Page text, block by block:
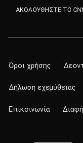
ΑΚΟΛΟΥΘΗΣΤΕ ΤΟ
Όροι χρήσης
Δήλωση εχεμύθειας
Επικοινωνία